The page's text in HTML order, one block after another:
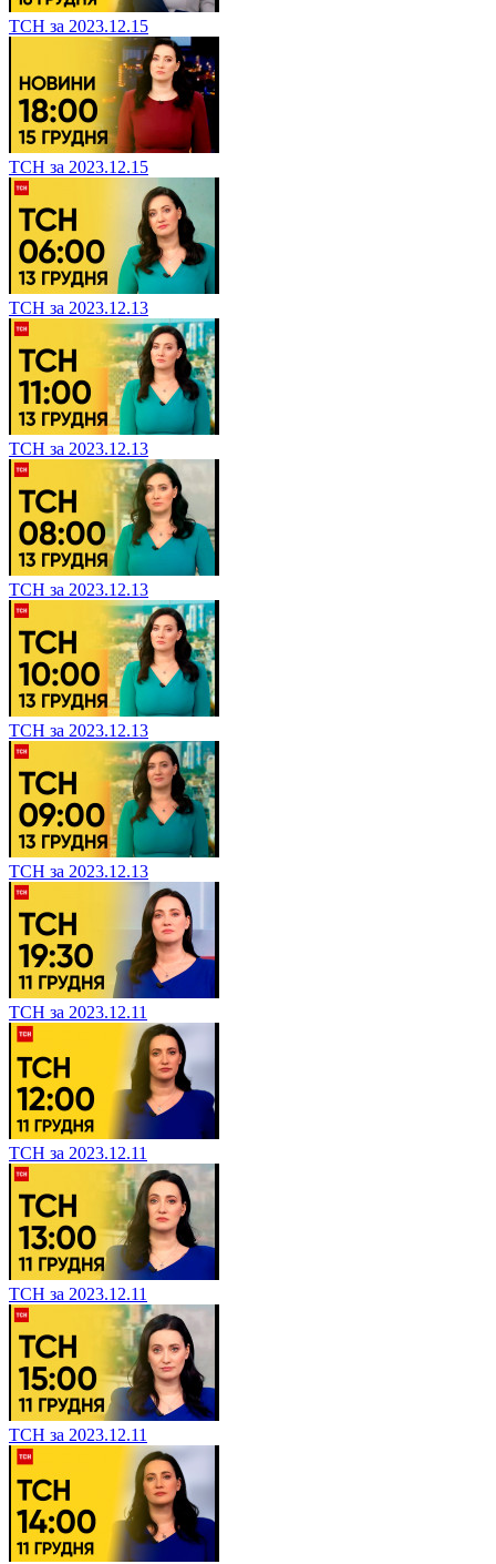
ТСН за 2023.12.15
ТСН за 2023.12.15
ТСН за 2023.12.13
ТСН за 2023.12.13
ТСН за 2023.12.13
ТСН за 2023.12.13
ТСН за 2023.12.13
ТСН за 2023.12.11
ТСН за 2023.12.11
ТСН за 2023.12.11
ТСН за 2023.12.11